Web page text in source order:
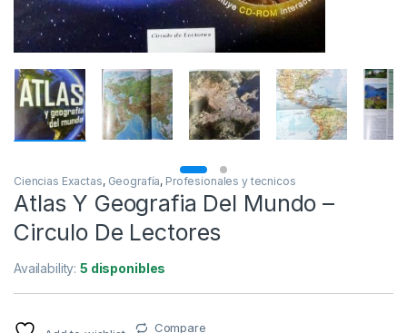
Ciencias Exactas, Geografía, Profesionales y tecnicos
Atlas Y Geografia Del Mundo –
Circulo De Lectores
Availability:5 disponibles
Compare